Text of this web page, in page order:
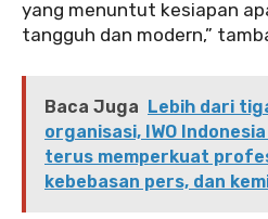
yang menuntut kesiapan
tangguh dan modern,”
Baca Juga Lebih dari
organisasi, IWO
terus memperkuat
kebebasan pers, dan